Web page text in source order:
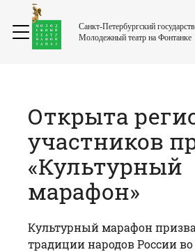
Санкт-Петербургский
Молодежный театр на Фонтанке
Открыта
участников
«Культурный
марафон»
Культурный марафон
традиции народов России